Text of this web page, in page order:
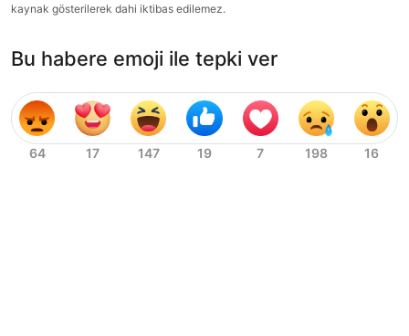
kaynak gösterilerek dahi iktibas edilemez.
Bu habere emoji ile tepki ver